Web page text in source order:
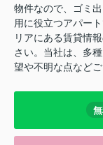
物件なので、ゴミ
用に役立つアパー
リアにある賃貸情
さい。当社は、多
望や不明な点など